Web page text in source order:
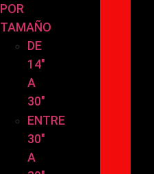
POR
TAMAÑO
DE
14″
A
30″
ENTRE
30″
A